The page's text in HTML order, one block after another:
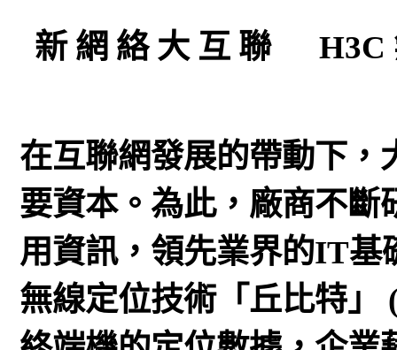
新 網 絡 大 互 聯 H3C
在互聯網發展的帶動下，
要資本。為此，廠商不斷
用資訊，領先業界的IT基
無線定位技術「丘比特」